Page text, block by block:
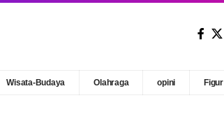
Wisata-Budaya Olahraga opini Figur